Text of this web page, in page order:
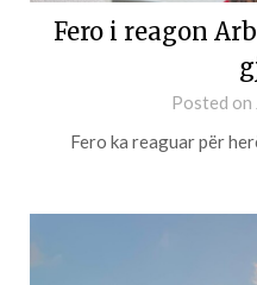
Fero i reagon
Posted on
Fero ka reaguar për